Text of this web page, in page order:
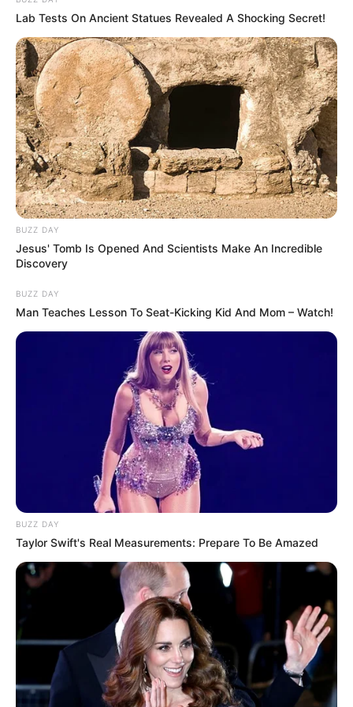
ses allures restent fluides, il peut dominer ce lot.
King Cole (1) : Ce fils de Maharajah a remporté cinq
courses en 2024. Disqualifié lors de sa dernière
sortie, il doit se racheter. Son talent est indéniable,
mais son irrégularité intrigue.
L’analyse des chevaux à
surveiller dans le Quinté du jour
Gabriella Duem (4) : Régulière et en phase
ascendante, cette jument de 8 ans retrouve une piste
qui lui réussit bien. Son expérience et sa tenue font
Lab Tests On Ancient Statues Revealed A Shocking Secret!
BUZZ DAY
Jesus' Tomb Is Opened And Scientists Make An Incredible
Discovery
BUZZ DAY
Man Teaches Lesson To Seat-Kicking Kid And Mom – Watch!
BUZZ DAY
Taylor Swift's Real Measurements: Prepare To Be Amazed